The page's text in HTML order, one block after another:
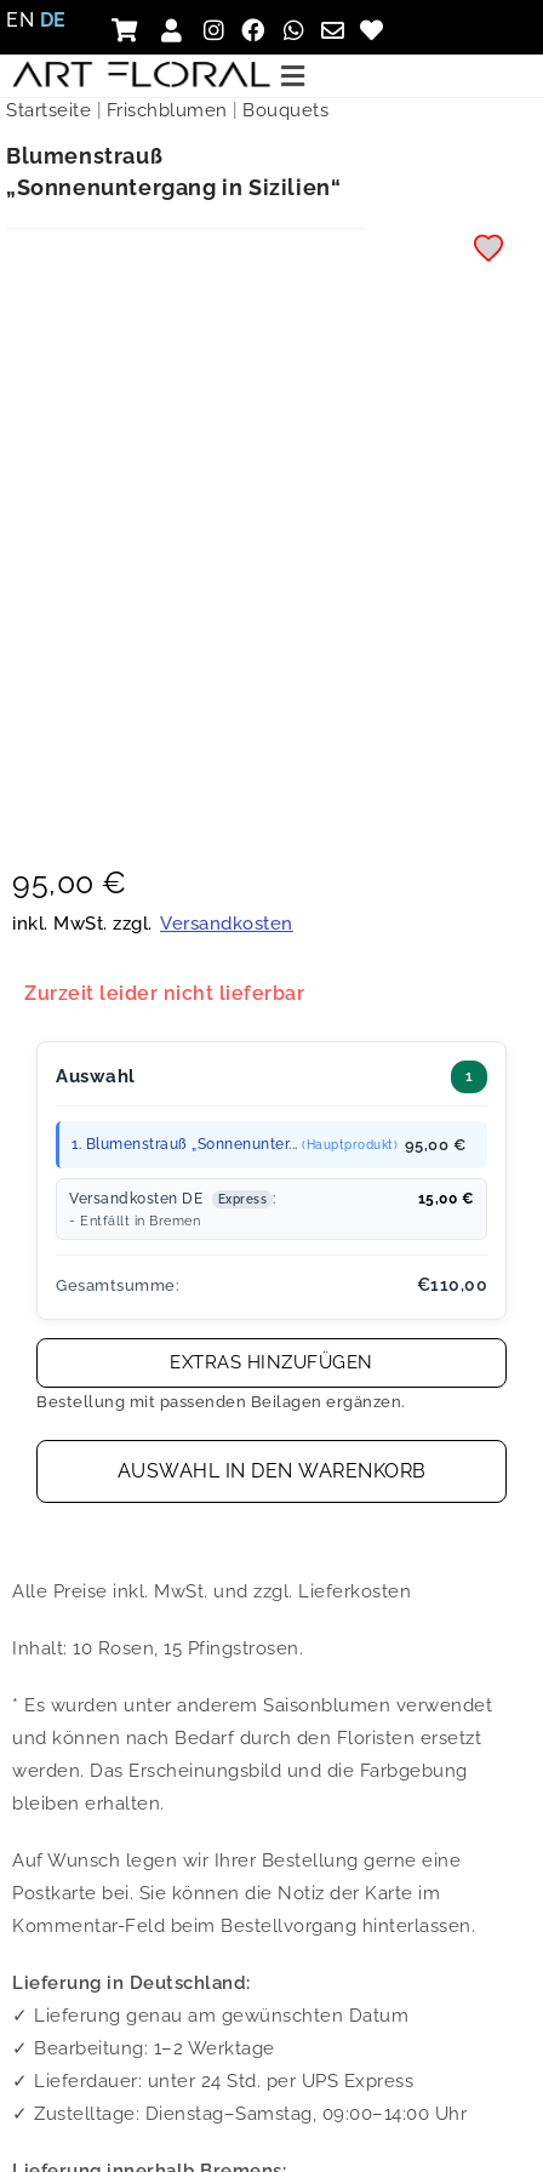
EN DE
Startseite Frischblumen Bouquets
Blumenstrauß
„Sonnenuntergang in Sizilien“
95,00 €
inkl. MwSt. zzgl. Versandkosten
Zurzeit leider nicht lieferbar
Auswahl 1
1. Blumenstrauß „Sonnenunter... (Hauptprodukt) 95,00 €
Versandkosten DE Express : 15,00 €
- Entfällt in Bremen
Gesamtsumme: €110,00
EXTRAS HINZUFÜGEN
Bestellung mit passenden Beilagen ergänzen.
AUSWAHL IN DEN WARENKORB
Alle Preise inkl. MwSt. und zzgl. Lieferkosten
Inhalt: 10 Rosen, 15 Pfingstrosen.
* Es wurden unter anderem Saisonblumen verwendet
und können nach Bedarf durch den Floristen ersetzt
werden. Das Erscheinungsbild und die Farbgebung
bleiben erhalten.
Auf Wunsch legen wir Ihrer Bestellung gerne eine
Postkarte bei. Sie können die Notiz der Karte im
Kommentar-Feld beim Bestellvorgang hinterlassen.
Lieferung in Deutschland:
✓ Lieferung genau am gewünschten Datum
✓ Bearbeitung: 1–2 Werktage
✓ Lieferdauer: unter 24 Std. per UPS Express
✓ Zustelltage: Dienstag–Samstag, 09:00–14:00 Uhr